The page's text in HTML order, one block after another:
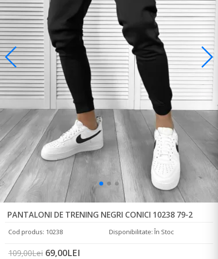
PANTALONI DE TRENING NEGRI CONICI 10238 79-2
Cod produs: 10238 Disponibilitate: În Stoc
109,00Lei 69,00LEI